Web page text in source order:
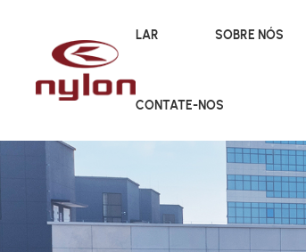
LAR SOBRE NÓS
CONTATE-NOS